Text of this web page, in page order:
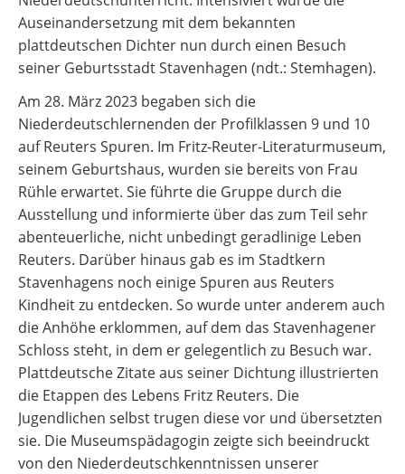
Auseinandersetzung mit dem bekannten
plattdeutschen Dichter nun durch einen Besuch
seiner Geburtsstadt Stavenhagen (ndt.: Stemhagen).
Am 28. März 2023 begaben sich die
Niederdeutschlernenden der Profilklassen 9 und 10
auf Reuters Spuren. Im Fritz-Reuter-Literaturmuseum,
seinem Geburtshaus, wurden sie bereits von Frau
Rühle erwartet. Sie führte die Gruppe durch die
Ausstellung und informierte über das zum Teil sehr
abenteuerliche, nicht unbedingt geradlinige Leben
Reuters. Darüber hinaus gab es im Stadtkern
Stavenhagens noch einige Spuren aus Reuters
Kindheit zu entdecken. So wurde unter anderem auch
die Anhöhe erklommen, auf dem das Stavenhagener
Schloss steht, in dem er gelegentlich zu Besuch war.
Plattdeutsche Zitate aus seiner Dichtung illustrierten
die Etappen des Lebens Fritz Reuters. Die
Jugendlichen selbst trugen diese vor und übersetzten
sie. Die Museumspädagogin zeigte sich beeindruckt
von den Niederdeutschkenntnissen unserer